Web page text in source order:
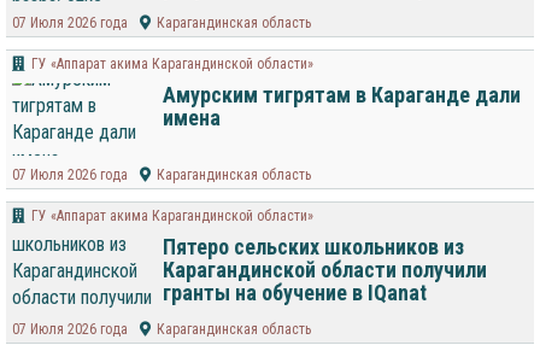
07 Июля 2026 года Карагандинская область
ГУ «Аппарат акима Карагандинской области»
Амурским тигрятам в Караганде дали
имена
07 Июля 2026 года Карагандинская область
ГУ «Аппарат акима Карагандинской области»
Пятеро сельских школьников из
Карагандинской области получили
гранты на обучение в IQanat
07 Июля 2026 года Карагандинская область